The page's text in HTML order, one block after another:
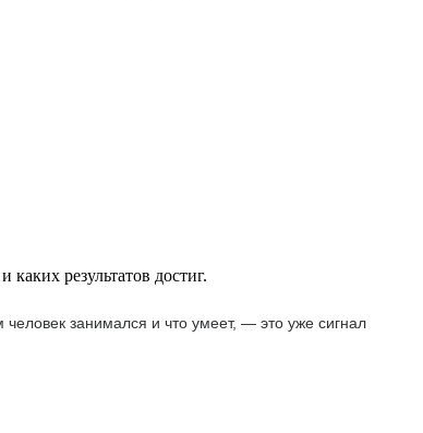
результатов достиг.
занимался и что умеет, — это уже сигнал